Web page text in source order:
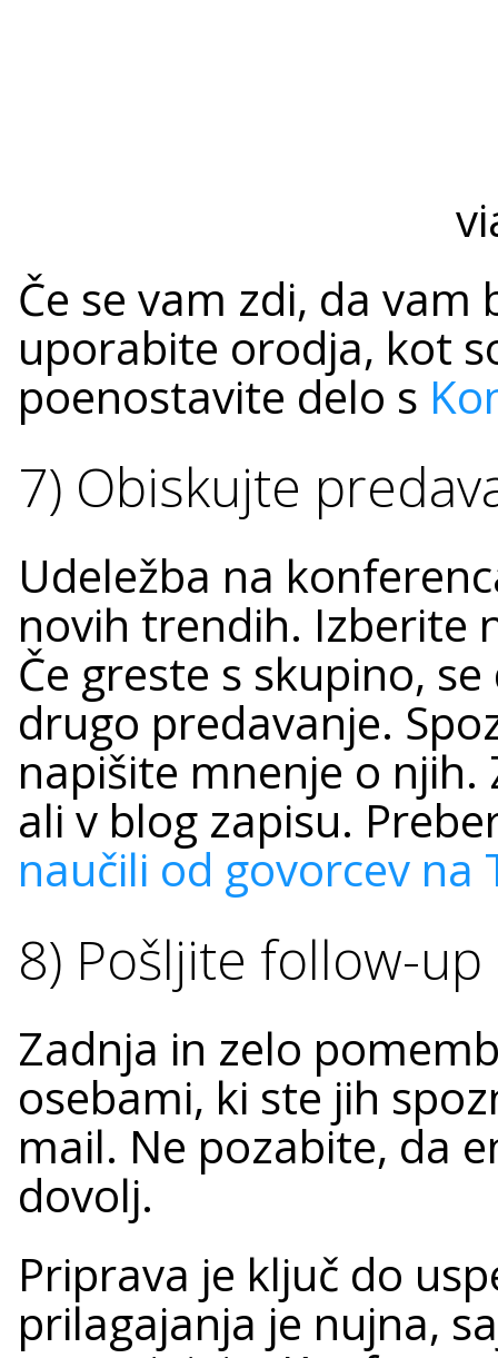
Če se vam zdi, da
uporabite orodja, kot
poenostavite delo s
7) Obiskujte
Udeležba na
novih trendih. Izberite
Če greste s skupino,
drugo predavanje.
napišite mnenje o
ali v blog zapisu.
naučili od govorcev na
8) Pošljite follow-
Zadnja in zelo
osebami, ki ste jih
mail. Ne pozabite, da
dovolj.
Priprava je ključ do
prilagajanja je nujna,